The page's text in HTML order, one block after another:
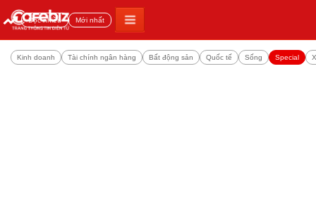
Đọc nhiều Mới nhất
Kinh doanh Tài chính ngân hàng Bất động sản Quốc tế Sống Special